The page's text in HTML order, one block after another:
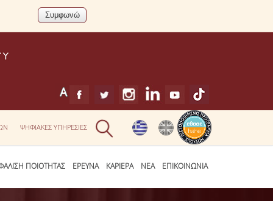
ΨΗΦΙΑΚΕΣ ΥΠΗΡΕΣΙΕΣ
ΠΟΙΟΤΗΤΑΣ ΕΡΕΥΝΑ ΚΑΡΙΕΡΑ ΝΕΑ ΕΠΙΚΟΙΝΩΝΙΑ